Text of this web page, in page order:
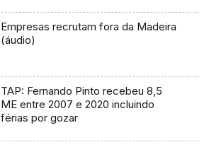
Empresas recrutam fora da Madeira
(áudio)
TAP: Fernando Pinto recebeu 8,5
ME entre 2007 e 2020 incluindo
férias por gozar